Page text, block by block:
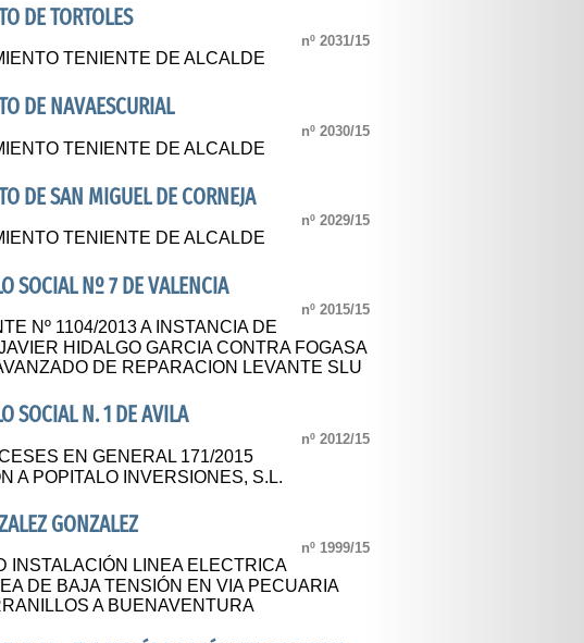
DE TORTOLES
nº 2031/15
TENIENTE DE ALCALDE
DE NAVAESCURIAL
nº 2030/15
TENIENTE DE ALCALDE
DE SAN MIGUEL DE CORNEJA
nº 2029/15
TENIENTE DE ALCALDE
SOCIAL Nº 7 DE VALENCIA
nº 2015/15
Nº 1104/2013 A INSTANCIA DE
HIDALGO GARCIA CONTRA FOGASA
DE REPARACION LEVANTE SLU
SOCIAL N. 1 DE AVILA
nº 2012/15
EN GENERAL 171/2015
A POPITALO INVERSIONES, S.L.
GONZALEZ
nº 1999/15
INSTALACIÓN LINEA ELECTRICA
DE BAJA TENSIÓN EN VIA PECUARIA
A BUENAVENTURA